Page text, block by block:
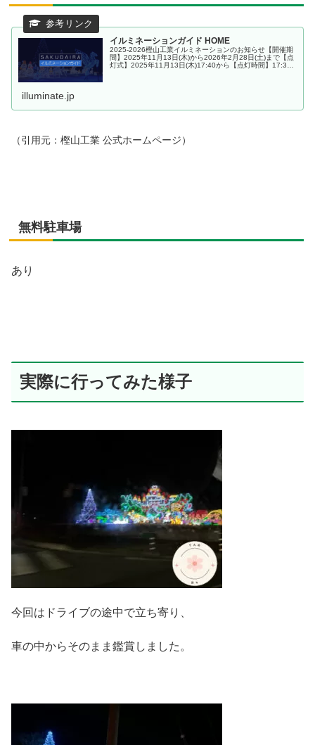
イルミネーションガイド HOME
2025-2026樫山工業イルミネーションのお知らせ【開催期
間】2025年11月13日(木)から2026年2月28日(土)まで【点
灯式】2025年11月13日(木)17:40から【点灯時間】17:30
illuminate.jp
（引用元：樫山工業 公式ホームページ）
無料駐車場
あり
実際に行ってみた様子
今回はドライブの途中で立ち寄り、
車の中からそのまま鑑賞しました。